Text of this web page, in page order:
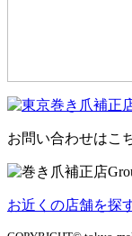
お問い合わせはこ
お近くの店舗を探